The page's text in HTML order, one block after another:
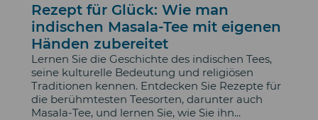
Rezept für Glück: Wie man
indischen Masala-Tee mit eigenen
Händen zubereitet
Lernen Sie die Geschichte des indischen Tees,
seine kulturelle Bedeutung und religiösen
Traditionen kennen. Entdecken Sie Rezepte für
die berühmtesten Teesorten, darunter auch
Masala-Tee, und lernen Sie, wie Sie ihn...